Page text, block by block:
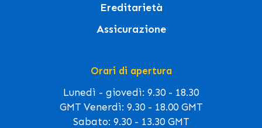
Ereditarietà
Assicurazione
Orari di apertura
Lunedì - giovedì: 9.30 - 18.30
GMT Venerdì: 9.30 - 18.00 GMT
Sabato: 9.30 - 13.30 GMT